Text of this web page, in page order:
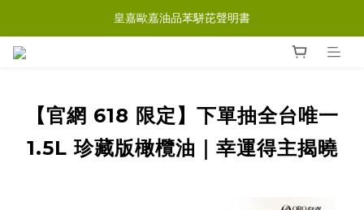
皇嘉歐嘉油品苯駢芘聲明書
【官網 618 限定】下單抽全台唯一
1.5L 珍藏版橄欖油｜幸運得主揭曉